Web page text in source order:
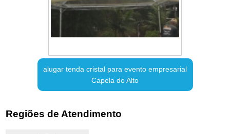
alugar tenda cristal para evento empresarial
Capela do Alto
Regiões de Atendimento